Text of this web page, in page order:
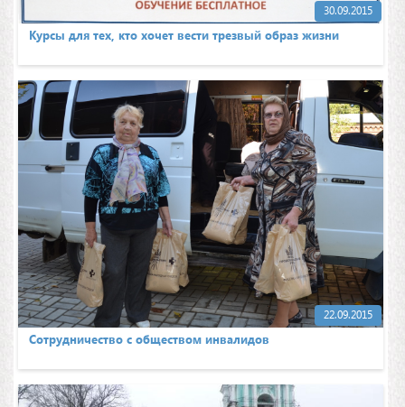
30.09.2015
Курсы для тех, кто хочет вести трезвый образ жизни
22.09.2015
Сотрудничество с обществом инвалидов